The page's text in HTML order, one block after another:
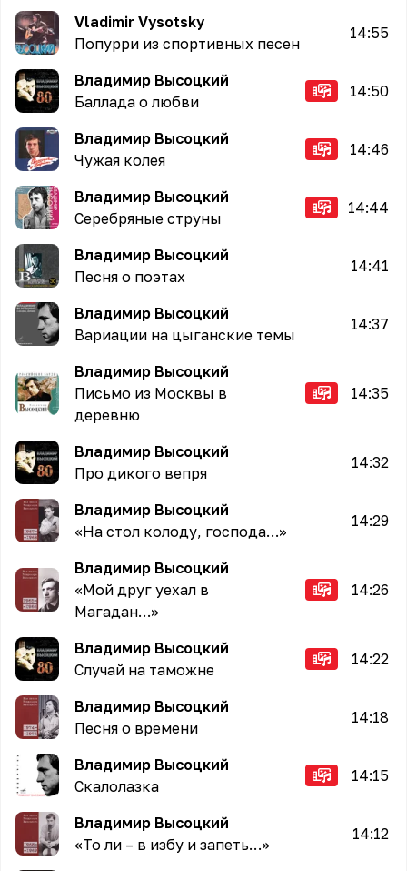
Vladimir Vysotsky
Попурри из спортивных песен
14:55
Владимир Высоцкий
Баллада о любви
14:50
Владимир Высоцкий
Чужая колея
14:46
Владимир Высоцкий
Серебряные струны
14:44
Владимир Высоцкий
Песня о поэтах
14:41
Владимир Высоцкий
Вариации на цыганские темы
14:37
Владимир Высоцкий
Письмо из Москвы в
деревню
14:35
Владимир Высоцкий
Про дикого вепря
14:32
Владимир Высоцкий
«На стол колоду, господа…»
14:29
Владимир Высоцкий
«Мой друг уехал в
Магадан…»
14:26
Владимир Высоцкий
Случай на таможне
14:22
Владимир Высоцкий
Песня о времени
14:18
Владимир Высоцкий
Скалолазка
14:15
Владимир Высоцкий
«То ли – в избу и запеть…»
14:12